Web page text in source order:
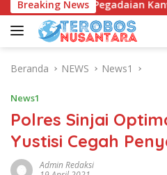
Breaking News
VI SulSelBarRa Maluku
Beranda NEWS News1
News1
Polres Sinjai
Yustisi Cegah
Admin Redaksi